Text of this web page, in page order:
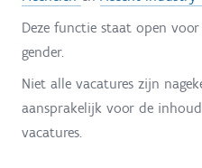
Deze functie staat open
gender.
Niet alle vacatures zijn
aansprakelijk voor de
vacatures.